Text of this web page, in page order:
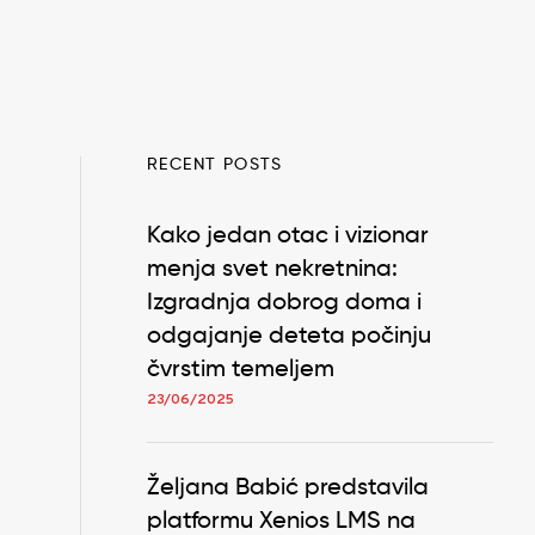
RECENT POSTS
Kako jedan otac i vizionar
menja svet nekretnina:
Izgradnja dobrog doma i
odgajanje deteta počinju
čvrstim temeljem
23/06/2025
Željana Babić predstavila
platformu Xenios LMS na